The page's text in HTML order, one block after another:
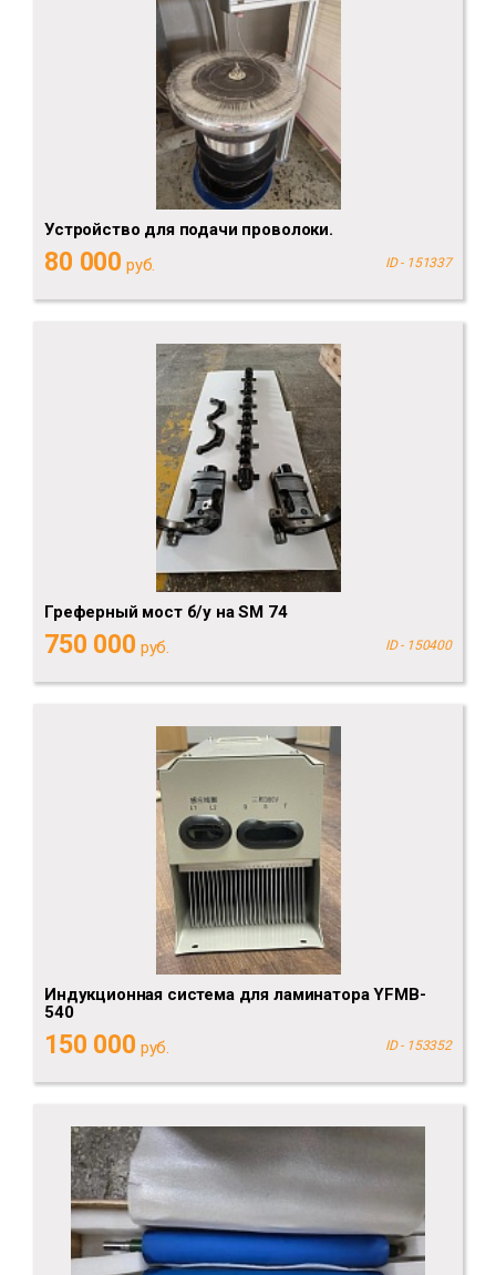
Устройство для подачи проволоки.
80 000 руб. ID - 151337
Греферный мост б/у на SM 74
750 000 руб. ID - 150400
Индукционная система для ламинатора YFMB-
540
150 000 руб. ID - 153352